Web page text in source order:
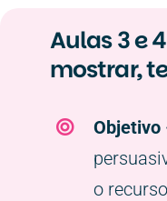
Aulas 3 e
mostrar,
Objetivo
o